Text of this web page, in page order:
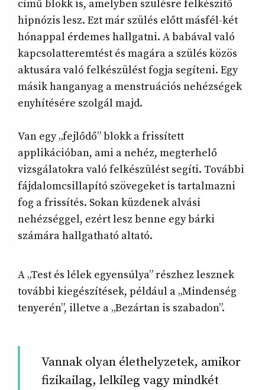
című blokk is, amelyben szülésre felkészítő
hipnózis lesz. Ezt már szülés előtt másfél-két
hónappal érdemes hallgatni. A babával való
kapcsolatteremtést és magára a szülés közös
aktusára való felkészülést fogja segíteni. Egy
másik hanganyag a menstruációs nehézségek
enyhítésére szolgál majd.
Van egy „fejlődő” blokk a frissített
applikációban, ami a nehéz, megterhelő
vizsgálatokra való felkészülést segíti. További
fájdalomcsillapító szövegeket is tartalmazni
fog a frissítés. Sokan küzdenek alvási
nehézséggel, ezért lesz benne egy bárki
számára hallgatható altató.
A „Test és lélek egyensúlya” részhez lesznek
további kiegészítések, például a „Mindenség
tenyerén”, illetve a „Bezártan is szabadon”.
Vannak olyan élethelyzetek, amikor
fizikailag, lelkileg vagy mindkét